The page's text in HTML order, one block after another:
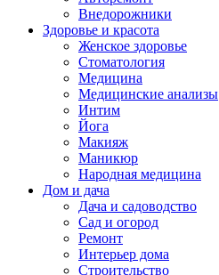
Внедорожники
Здоровье и красота
Женское здоровье
Стоматология
Медицина
Медицинские анализы
Интим
Йога
Макияж
Маникюр
Народная медицина
Дом и дача
Дача и садоводство
Сад и огород
Ремонт
Интерьер дома
Строительство